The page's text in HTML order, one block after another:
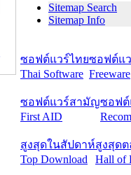
Sitemap Search
Sitemap Info
ซอฟต์แวร์ไทย
Thai Software
ซอฟต์แ
Freeware
ซอฟต์แวร์สามัญ
First AID
ซอฟต์
สูงสุดในสัปดาห์
Top Download
สูงสุด
Hall of